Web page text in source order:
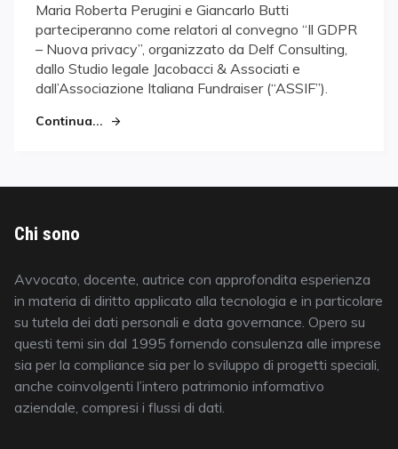
Maria Roberta Perugini e Giancarlo Butti
parteciperanno come relatori al convegno “Il GDPR
– Nuova privacy”, organizzato da Delf Consulting,
dallo Studio legale Jacobacci & Associati e
dall’Associazione Italiana Fundraiser (“ASSIF”).
Continua...
Chi sono
Avvocato, docente, autrice con approfondita esperienza
in materia di diritto applicato alla tecnologia e in particolare
su tutela dei dati personali e data governance. Opero su
questi temi sin dal 1995 fornendo consulenza alle imprese
sia per la compliance sia per lo sviluppo di progetti speciali,
anche coinvolgenti l’intero patrimonio informativo
aziendale, compresi i flussi di dati.